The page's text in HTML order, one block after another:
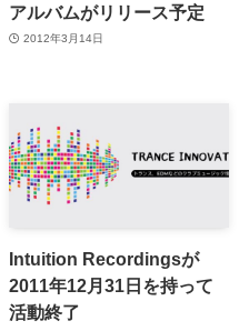
アルバムがリリース予定
2012年3月14日
Intuition Recordingsが
2011年12月31日を持って
活動終了